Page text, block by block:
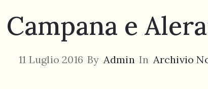
Campana e
11 Luglio 2016 By Admin In Archivio